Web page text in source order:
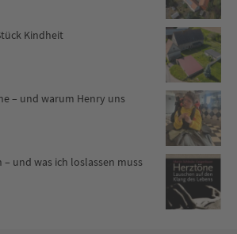
Kindheit
– und warum Henry uns
und was ich loslassen muss